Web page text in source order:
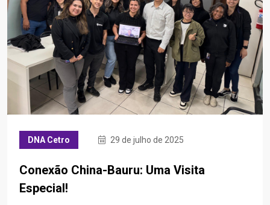
DNA Cetro 29 de julho de 2025
Conexão China-Bauru: Uma Visita
Especial!